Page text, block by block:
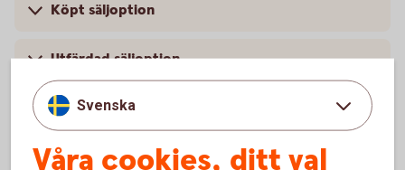
Köpt säljoption
Utfärdad säljoption
Covered Call – Öka din avkastning i stillastående
marknad
Svenska
Våra cookies, ditt val